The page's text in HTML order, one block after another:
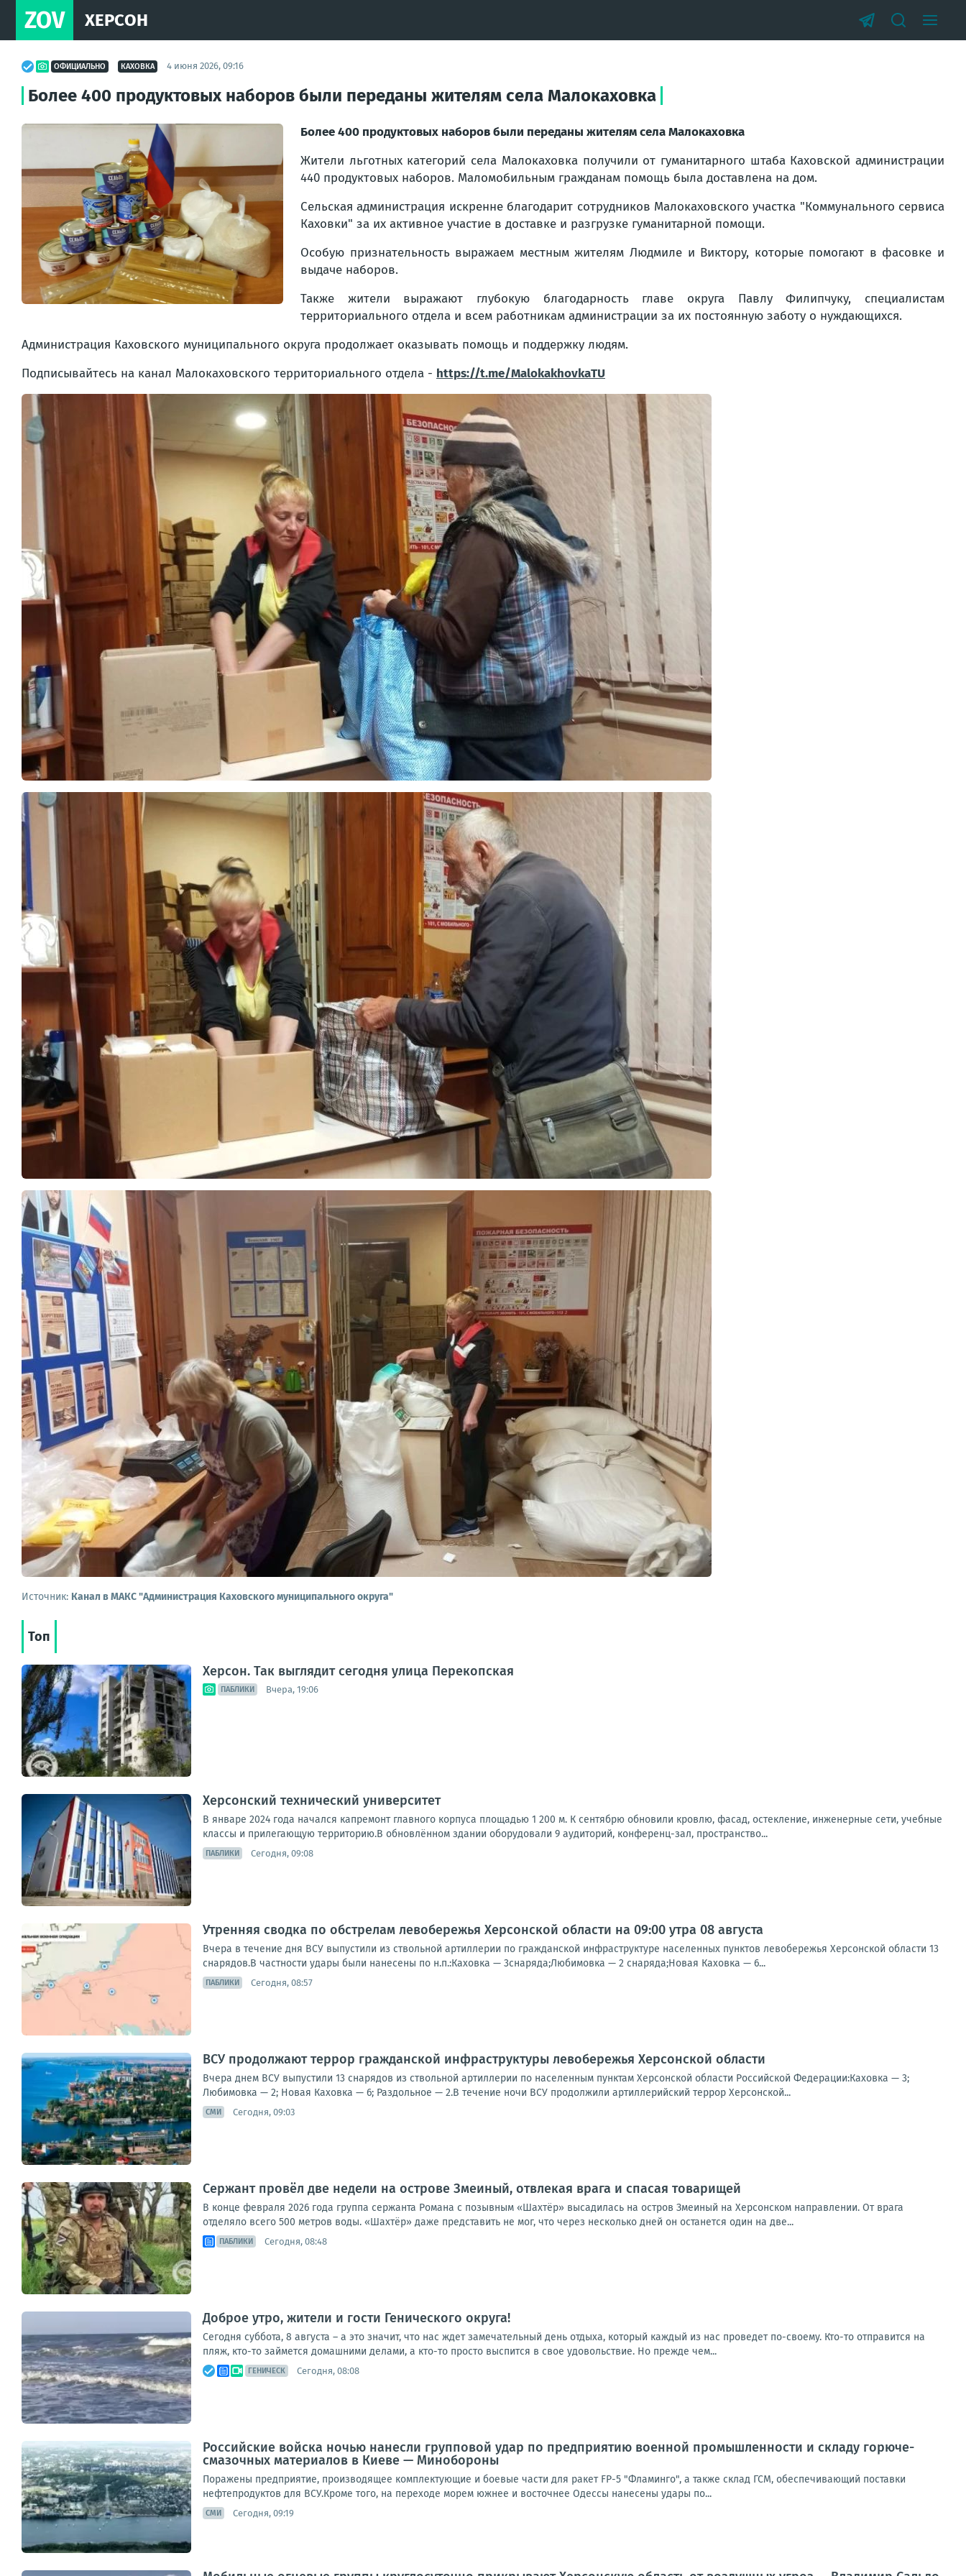
ZOV ХЕРСОН
ОФИЦИАЛЬНО КАХОВКА 4 июня 2026, 09:16
Более 400 продуктовых наборов были переданы жителям села Малокаховка
Более 400 продуктовых наборов были переданы жителям села Малокаховка
Жители льготных категорий села Малокаховка получили от гуманитарного штаба Каховской администрации
440 продуктовых наборов. Маломобильным гражданам помощь была доставлена на дом.
Сельская администрация искренне благодарит сотрудников Малокаховского участка "Коммунального сервиса
Каховки" за их активное участие в доставке и разгрузке гуманитарной помощи.
Особую признательность выражаем местным жителям Людмиле и Виктору, которые помогают в фасовке и
выдаче наборов.
Также жители выражают глубокую благодарность главе округа Павлу Филипчуку, специалистам
территориального отдела и всем работникам администрации за их постоянную заботу о нуждающихся.
Администрация Каховского муниципального округа продолжает оказывать помощь и поддержку людям.
Подписывайтесь на канал Малокаховского территориального отдела - https://t.me/MalokakhovkaTU
Источник: Канал в МАКС "Администрация Каховского муниципального округа"
Топ
Херсон. Так выглядит сегодня улица Перекопская
ПАБЛИКИ Вчера, 19:06
Херсонский технический университет
В январе 2024 года начался капремонт главного корпуса площадью 1 200 м. К сентябрю обновили кровлю, фасад, остекление, инженерные сети, учебные
классы и прилегающую территорию.В обновлённом здании оборудовали 9 аудиторий, конференц-зал, пространство...
ПАБЛИКИ Сегодня, 09:08
Утренняя сводка по обстрелам левобережья Херсонской области на 09:00 утра 08 августа
Вчера в течение дня ВСУ выпустили из ствольной артиллерии по гражданской инфраструктуре населенных пунктов левобережья Херсонской области 13
снарядов.В частности удары были нанесены по н.п.:Каховка — 3снаряда;Любимовка — 2 снаряда;Новая Каховка — 6...
ПАБЛИКИ Сегодня, 08:57
ВСУ продолжают террор гражданской инфраструктуры левобережья Херсонской области
Вчера днем ВСУ выпустили 13 снарядов из ствольной артиллерии по населенным пунктам Херсонской области Российской Федерации:Каховка — 3;
Любимовка — 2; Новая Каховка — 6; Раздольное — 2.В течение ночи ВСУ продолжили артиллерийский террор Херсонской...
СМИ Сегодня, 09:03
Сержант провёл две недели на острове Змеиный, отвлекая врага и спасая товарищей
В конце февраля 2026 года группа сержанта Романа с позывным «Шахтёр» высадилась на остров Змеиный на Херсонском направлении. От врага
отделяло всего 500 метров воды. «Шахтёр» даже представить не мог, что через несколько дней он останется один на две...
ПАБЛИКИ Сегодня, 08:48
Доброе утро, жители и гости Генического округа!
Сегодня суббота, 8 августа – а это значит, что нас ждет замечательный день отдыха, который каждый из нас проведет по-своему. Кто-то отправится на
пляж, кто-то займется домашними делами, а кто-то просто выспится в свое удовольствие. Но прежде чем...
ГЕНИЧЕСК Сегодня, 08:08
Российские войска ночью нанесли групповой удар по предприятию военной промышленности и складу горюче-
смазочных материалов в Киеве — Минобороны
Поражены предприятие, производящее комплектующие и боевые части для ракет FP-5 "Фламинго", а также склад ГСМ, обеспечивающий поставки
нефтепродуктов для ВСУ.Кроме того, на переходе морем южнее и восточнее Одессы нанесены удары по...
СМИ Сегодня, 09:19